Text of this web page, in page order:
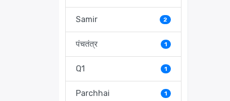
Samir 2
पंचतंत्र 1
Q1 1
Parchhai 1